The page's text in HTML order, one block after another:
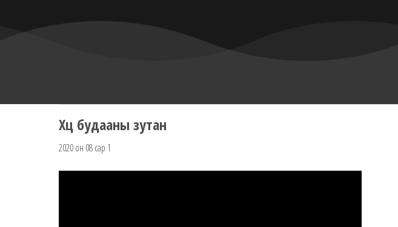
Хөц будааны зутан
2020 он 08 сар 1